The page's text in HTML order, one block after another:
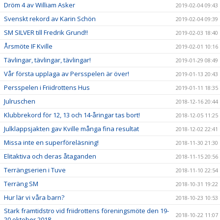
Dröm 4 av William Asker 2019-02-04 09:43
Svenskt rekord av Karin Schön 2019-02-04 09:39
SM SILVER till Fredrik Grund!! 2019-02-03 18:40
Årsmöte IF Kville 2019-02-01 10:16
Tävlingar, tävlingar, tävlingar! 2019-01-29 08:49
Vår första upplaga av Persspelen är över! 2019-01-13 20:43
Persspelen i Friidrottens Hus 2019-01-11 18:35
Julruschen 2018-12-16 20:44
Klubbrekord för 12, 13 och 14-åringar tas bort! 2018-12-05 11:25
Julklappsjakten gav Kville många fina resultat 2018-12-02 22:41
Missa inte en superföreläsning! 2018-11-30 21:30
Elitaktiva och deras åtaganden 2018-11-15 20:56
Terrängserien i Tuve 2018-11-10 22:54
Terräng SM 2018-10-31 19:22
Hur lär vi våra barn? 2018-10-23 10:53
Stark framtidstro vid friidrottens föreningsmöte den 19-
2018-10-22 11:07